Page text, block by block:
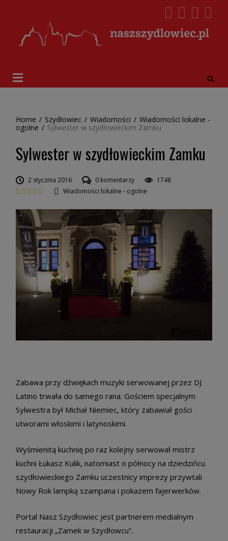
Home / Szydłowiec / Wiadomości / Wiadomości lokalne -
ogolne / Sylwester w szydłowieckim Zamku
Sylwester w szydłowieckim Zamku
2 stycznia 2016 0 komentarzy
1748
Wiadomości lokalne - ogolne
Zabawa przy dźwiękach muzyki serwowanej przez DJ
Latino trwała do samego rana. Gościem specjalnym
Sylwestra był Michał Niemiec, który zabawiał gości
utworami włoskimi i latynoskimi.
Wyśmienitą kuchnię po raz kolejny serwował mistrz
kuchni Łukasz Kulik, natomiast o północy na dziedzińcu
szydłowieckiego Zamku uczestnicy imprezy przywtali
Nowy Rok lampką szampana i pokazem fajerwerków.
Portal Nasz Szydłowiec jest partnerem medialnym
restauracji „Zamek w Szydłowcu”.